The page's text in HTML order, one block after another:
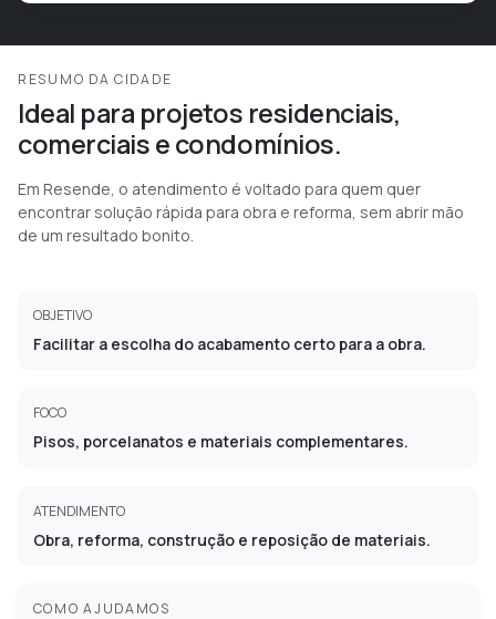
RESUMO DA CIDADE
Ideal para projetos residenciais,
comerciais e condomínios.
Em Resende, o atendimento é voltado para quem quer
encontrar solução rápida para obra e reforma, sem abrir mão
de um resultado bonito.
OBJETIVO
Facilitar a escolha do acabamento certo para a obra.
FOCO
Pisos, porcelanatos e materiais complementares.
ATENDIMENTO
Obra, reforma, construção e reposição de materiais.
COMO AJUDAMOS